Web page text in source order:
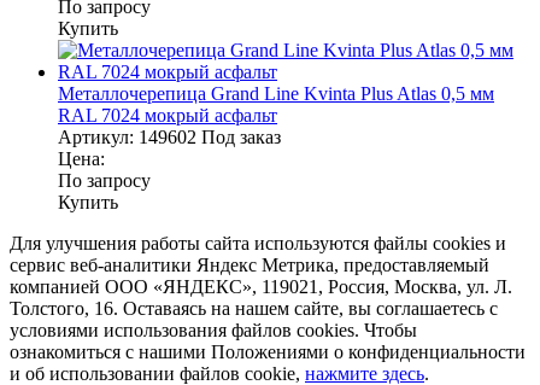
По запросу
Купить
Металлочерепица Grand Line Kvinta Plus Atlas 0,5 мм
RAL 7024 мокрый асфальт
Артикул: 149602 Под заказ
Цена:
По запросу
Купить
Для улучшения работы сайта используются файлы cookies и
сервис веб-аналитики Яндекс Метрика, предоставляемый
компанией ООО «ЯНДЕКС», 119021, Россия, Москва, ул. Л.
Толстого, 16. Оставаясь на нашем сайте, вы соглашаетесь с
условиями использования файлов cookies. Чтобы
ознакомиться с нашими Положениями о конфиденциальности
и об использовании файлов cookie, нажмите здесь.